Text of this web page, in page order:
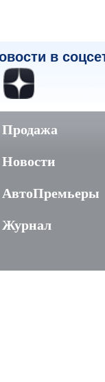
в
Продажа
Новости
АвтоПремьеры
Журнал